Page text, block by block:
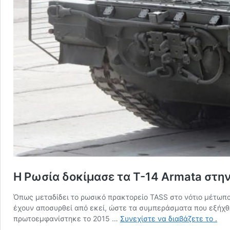
Η Ρωσία δοκίμασε τα T-14 Armata
Όπως μεταδίδει το ρωσικό πρακτορείο TASS στο νότιο
έχουν αποσυρθεί από εκεί, ώστε τα συμπεράσματα που
πρωτοεμφανίστηκε το 2015 … Συνεχίστε να διαβάζετε το .